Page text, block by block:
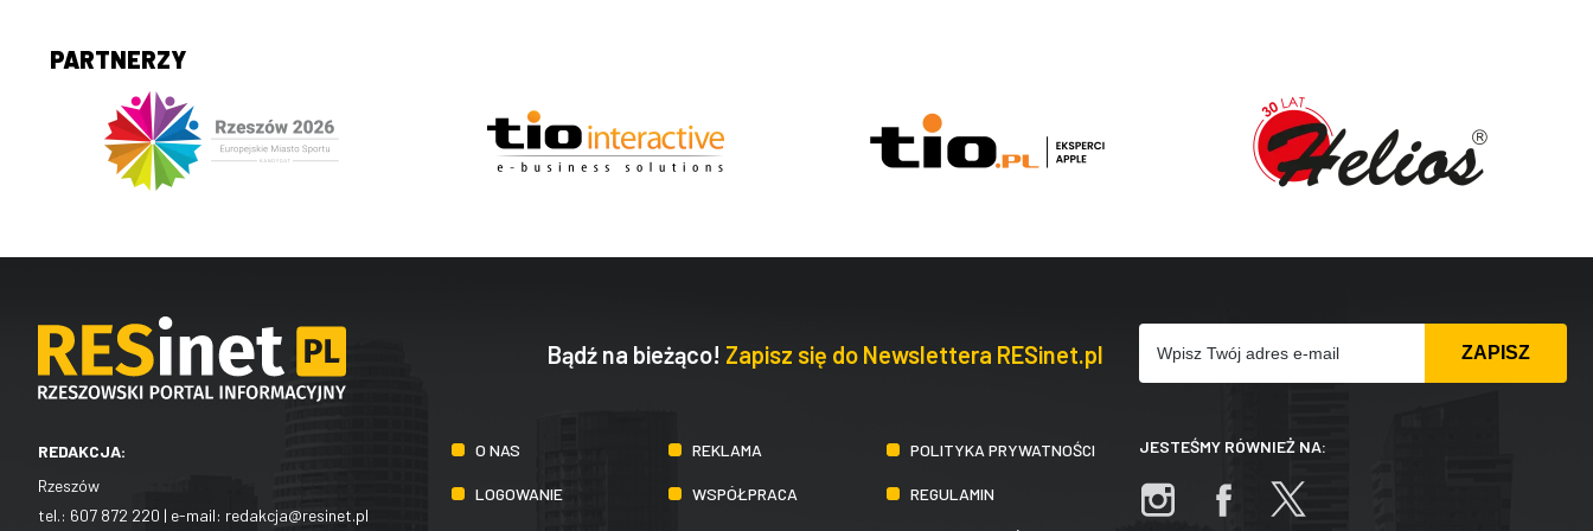
PARTNERZY
REDAKCJA:
Rzeszów
tel.: 607 872 220 | e-mail: redakcja@resinet.pl
Bądź na bieżąco! Zapisz się do Newslettera RESinet.pl
O NAS REKLAMA POLITYKA PRYWATNOŚCI
LOGOWANIE WSPÓŁPRACA REGULAMIN
JESTEŚMY RÓWNIEŻ NA: